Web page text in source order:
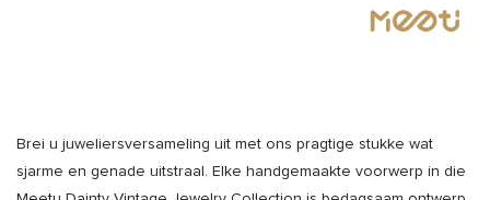
Brei u juweliersversameling uit met ons pragtige stukke wat
sjarme en genade uitstraal. Elke handgemaakte voorwerp in die